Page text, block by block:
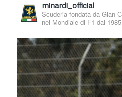
minardi_official
Scuderia fondata da Gian
nel Mondiale di F1 dal